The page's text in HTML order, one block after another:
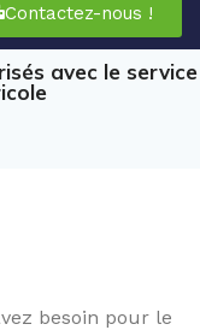
Contactez-nous !
avec le service
besoin pour le